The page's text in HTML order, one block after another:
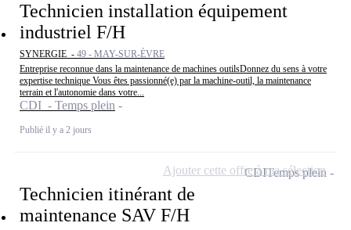
Technicien installation équipement
industriel F/H
SYNERGIE - 49 - MAY-SUR-ÈVRE
Entreprise reconnue dans la maintenance de machines outilsDonnez du sens à votre
expertise technique Vous êtes passionné(e) par la machine-outil, la maintenance
terrain et l'autonomie dans votre...
CDI - Temps plein
Publié il y a 2 jours
Technicien itinérant de
maintenance SAV F/H
CDITemps plein
Ajouter cette offre à ma sélection